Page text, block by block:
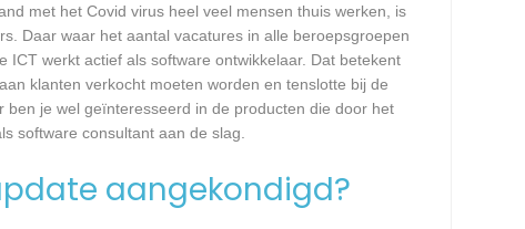
met het Covid virus heel veel mensen thuis werken, is
Daar waar het aantal vacatures in alle beroepsgroepen
werkt actief als software ontwikkelaar. Dat betekent
klanten verkocht moeten worden en tenslotte bij de
je wel geïnteresseerd in de producten die door het
software consultant aan de slag.
aangekondigd?